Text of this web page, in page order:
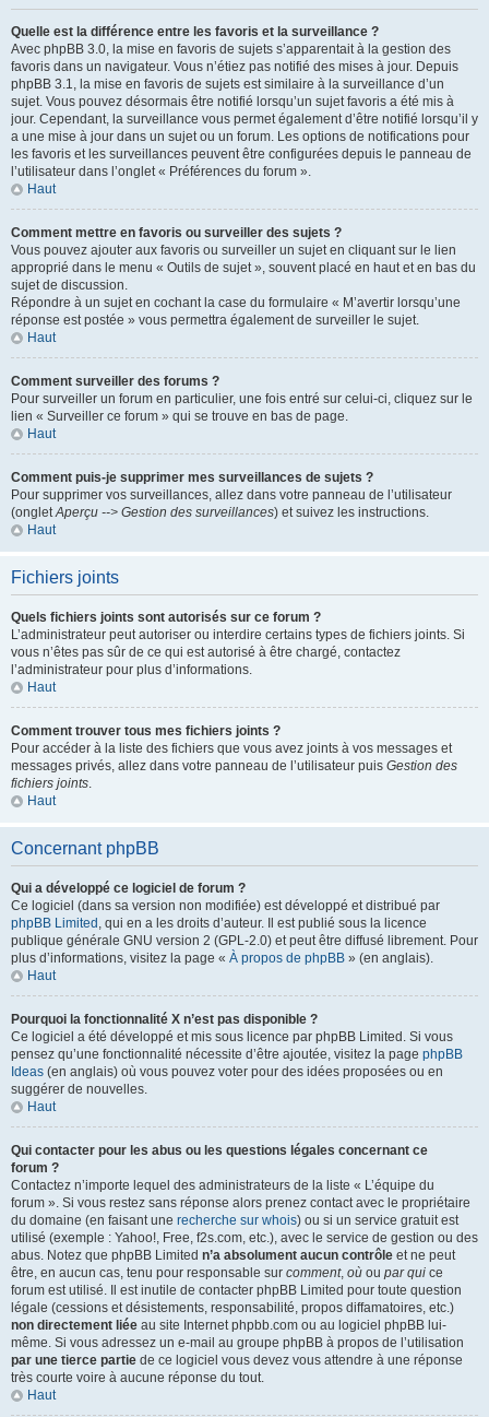
Quelle est la différence entre les favoris et la surveillance ?
Avec phpBB 3.0, la mise en favoris de sujets s’apparentait à la gestion des
favoris dans un navigateur. Vous n’étiez pas notifié des mises à jour. Depuis
phpBB 3.1, la mise en favoris de sujets est similaire à la surveillance d’un
sujet. Vous pouvez désormais être notifié lorsqu’un sujet favoris a été mis à
jour. Cependant, la surveillance vous permet également d’être notifié lorsqu’il y
a une mise à jour dans un sujet ou un forum. Les options de notifications pour
les favoris et les surveillances peuvent être configurées depuis le panneau de
l’utilisateur dans l’onglet « Préférences du forum ».
Haut
Comment mettre en favoris ou surveiller des sujets ?
Vous pouvez ajouter aux favoris ou surveiller un sujet en cliquant sur le lien
approprié dans le menu « Outils de sujet », souvent placé en haut et en bas du
sujet de discussion.
Répondre à un sujet en cochant la case du formulaire « M’avertir lorsqu’une
réponse est postée » vous permettra également de surveiller le sujet.
Haut
Comment surveiller des forums ?
Pour surveiller un forum en particulier, une fois entré sur celui-ci, cliquez sur le
lien « Surveiller ce forum » qui se trouve en bas de page.
Haut
Comment puis-je supprimer mes surveillances de sujets ?
Pour supprimer vos surveillances, allez dans votre panneau de l’utilisateur
(ongletAperçu --> Gestion des surveillances) et suivez les instructions.
Haut
Fichiers joints
Quels fichiers joints sont autorisés sur ce forum ?
L’administrateur peut autoriser ou interdire certains types de fichiers joints. Si
vous n’êtes pas sûr de ce qui est autorisé à être chargé, contactez
l’administrateur pour plus d’informations.
Haut
Comment trouver tous mes fichiers joints ?
Pour accéder à la liste des fichiers que vous avez joints à vos messages et
messages privés, allez dans votre panneau de l’utilisateur puis Gestion des
fichiers joints.
Haut
Concernant phpBB
Qui a développé ce logiciel de forum ?
Ce logiciel (dans sa version non modifiée) est développé et distribué par
phpBB Limited , qui en a les droits d’auteur. Il est publié sous la licence
publique générale GNU version 2 (GPL-2.0) et peut être diffusé librement. Pour
plus d’informations, visitez la page « À propos de phpBB » (en anglais).
Haut
Pourquoi la fonctionnalité X n’est pas disponible ?
Ce logiciel a été développé et mis sous licence par phpBB Limited. Si vous
pensez qu’une fonctionnalité nécessite d’être ajoutée, visitez la page phpBB
Ideas (en anglais) où vous pouvez voter pour des idées proposées ou en
suggérer de nouvelles.
Haut
Qui contacter pour les abus ou les questions légales concernant ce
forum ?
Contactez n’importe lequel des administrateurs de la liste « L’équipe du
forum ». Si vous restez sans réponse alors prenez contact avec le propriétaire
du domaine (en faisant une recherche sur whois) ou si un service gratuit est
utilisé (exemple : Yahoo!, Free, f2s.com, etc.), avec le service de gestion ou des
abus. Notez que phpBB Limited n’a absolument aucun contrôle et ne peut
être, en aucun cas, tenu pour responsable sur comment, où ou par qui ce
forum est utilisé. Il est inutile de contacter phpBB Limited pour toute question
légale (cessions et désistements, responsabilité, propos diffamatoires, etc.)
non directement liée au site Internet phpbb.com ou au logiciel phpBB lui-
même. Si vous adressez un e-mail au groupe phpBB à propos de l’utilisation
par une tierce partie de ce logiciel vous devez vous attendre à une réponse
très courte voire à aucune réponse du tout.
Haut